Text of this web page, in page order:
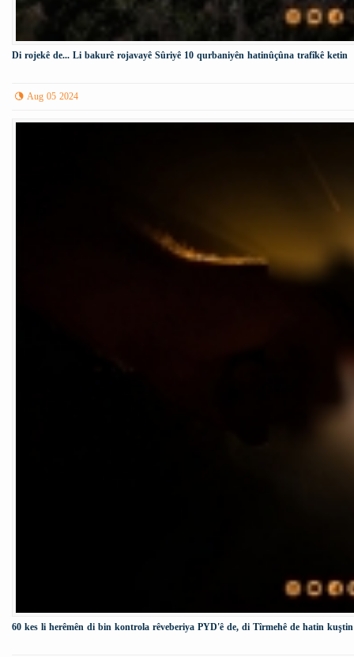
Di rojekê de... Li bakurê rojavayê Sûriyê 10 qurbaniyên hatinûçûna trafîkê ketin
Aug 05 2024
60 kes li herêmên di bin kontrola rêveberiya PYD'ê de, di Tîrmehê de hatin kuştin